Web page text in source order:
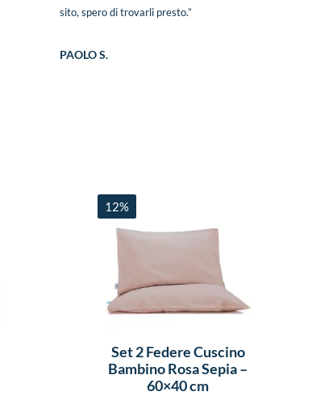
sito, spero di trovarli presto.”
PAOLO S.
12%
Set 2 Federe Cuscino
Bambino Rosa Sepia –
60×40 cm